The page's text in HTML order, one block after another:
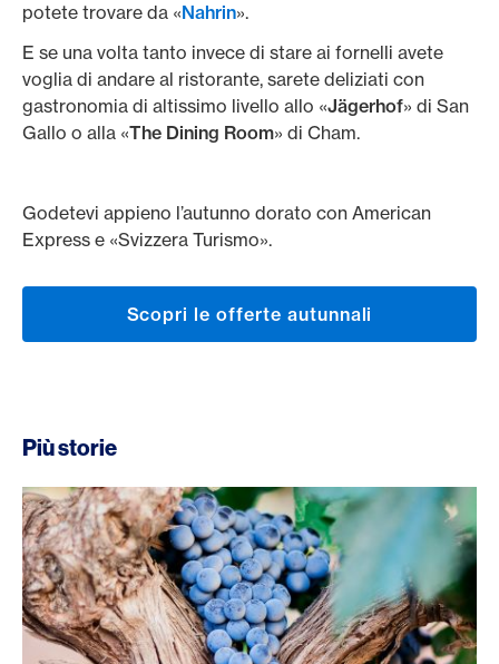
potete trovare da «Nahrin».
E se una volta tanto invece di stare ai fornelli avete
voglia di andare al ristorante, sarete deliziati con
gastronomia di altissimo livello allo «Jägerhof» di San
Gallo o alla «The Dining Room» di Cham.
Godetevi appieno l’autunno dorato con American
Express e «Svizzera Turismo».
Scopri le offerte autunnali
Più storie